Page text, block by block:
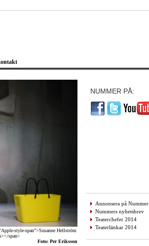
style-span">Susanne Hellström
span>
Foto: Per Eriksson
NUMMER PÅ:
Annonsera på Nummer
Nummers nyhetsbrev
Teaterchefer 2014
Teaterlänkar 2014